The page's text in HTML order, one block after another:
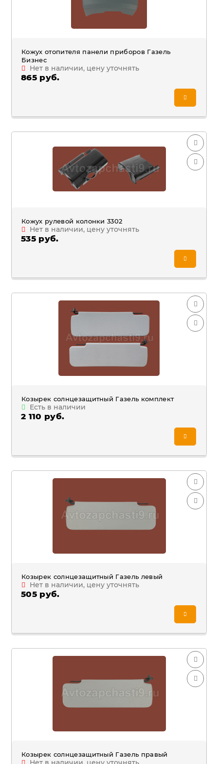
Кожух отопителя панели приборов Газель
Бизнес
Нет в наличии, цену уточнять
865 руб.
Кожух рулевой колонки 3302
Нет в наличии, цену уточнять
535 руб.
Козырек солнцезащитный Газель комплект
Есть в наличии
2 110 руб.
Козырек солнцезащитный Газель левый
Нет в наличии, цену уточнять
505 руб.
Козырек солнцезащитный Газель правый